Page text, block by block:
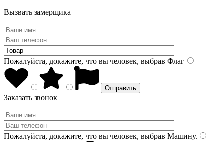
Вызвать замерщика
Пожалуйста, докажите, что вы человек, выбрав Флаг.
Заказать звонок
Пожалуйста, докажите, что вы человек, выбрав Машину.